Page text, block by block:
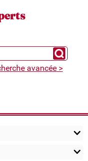
Chercher
avancée >